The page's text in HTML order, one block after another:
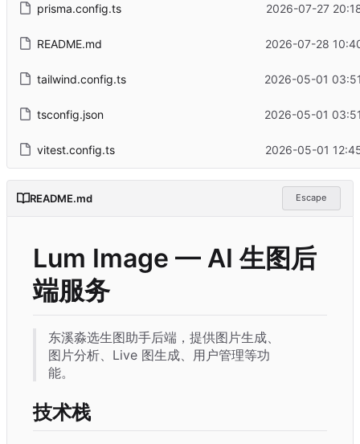
prisma.config.ts 2026-07-27
README.md 2026-07-28
tailwind.config.ts 2026-05-01
tsconfig.json 2026-05-01
vitest.config.ts 2026-05-01
README.md Escape
Lum Image — AI 生图后
端服务
东溪淼选生图助手后端 ， 提供图片生成、
图片分析、Live 图生成、用户管理等功
能。
技术栈